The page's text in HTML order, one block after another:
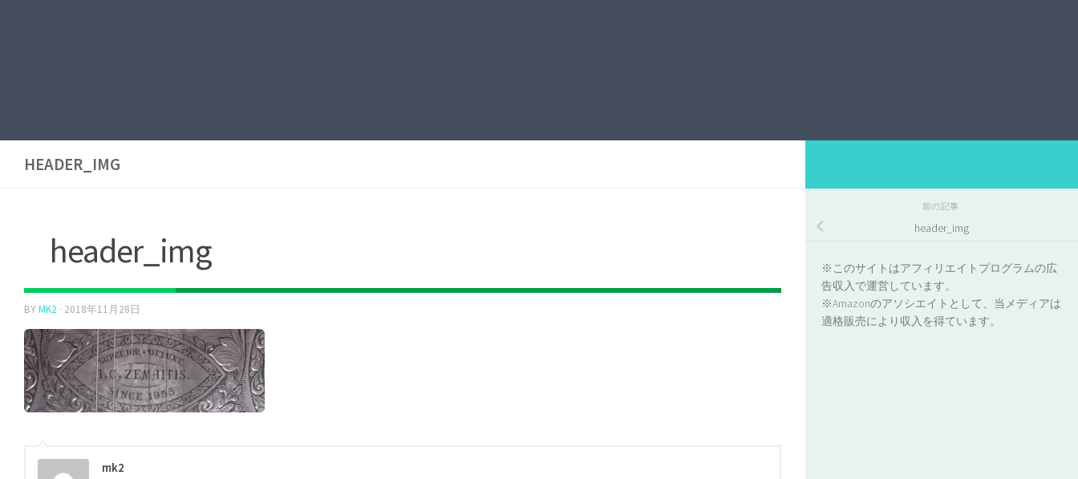
HEADER_IMG
header_img
BYMK2 · 2018年11月28日
mk2
前の記事
header_img
※このサイトはアフィリエイトプログラムの広
告収入で運営しています。
※Amazonのアソシエイトとして、当メディアは
適格販売により収入を得ています。